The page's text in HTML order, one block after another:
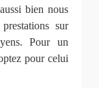
bien nous
sur
Pour un
pour celui